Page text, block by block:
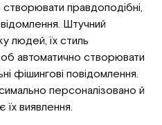
створювати правдоподібні,
Штучний
людей, їх стиль
автоматично створювати
фішингові повідомлення.
персоналізовано й
виявлення.